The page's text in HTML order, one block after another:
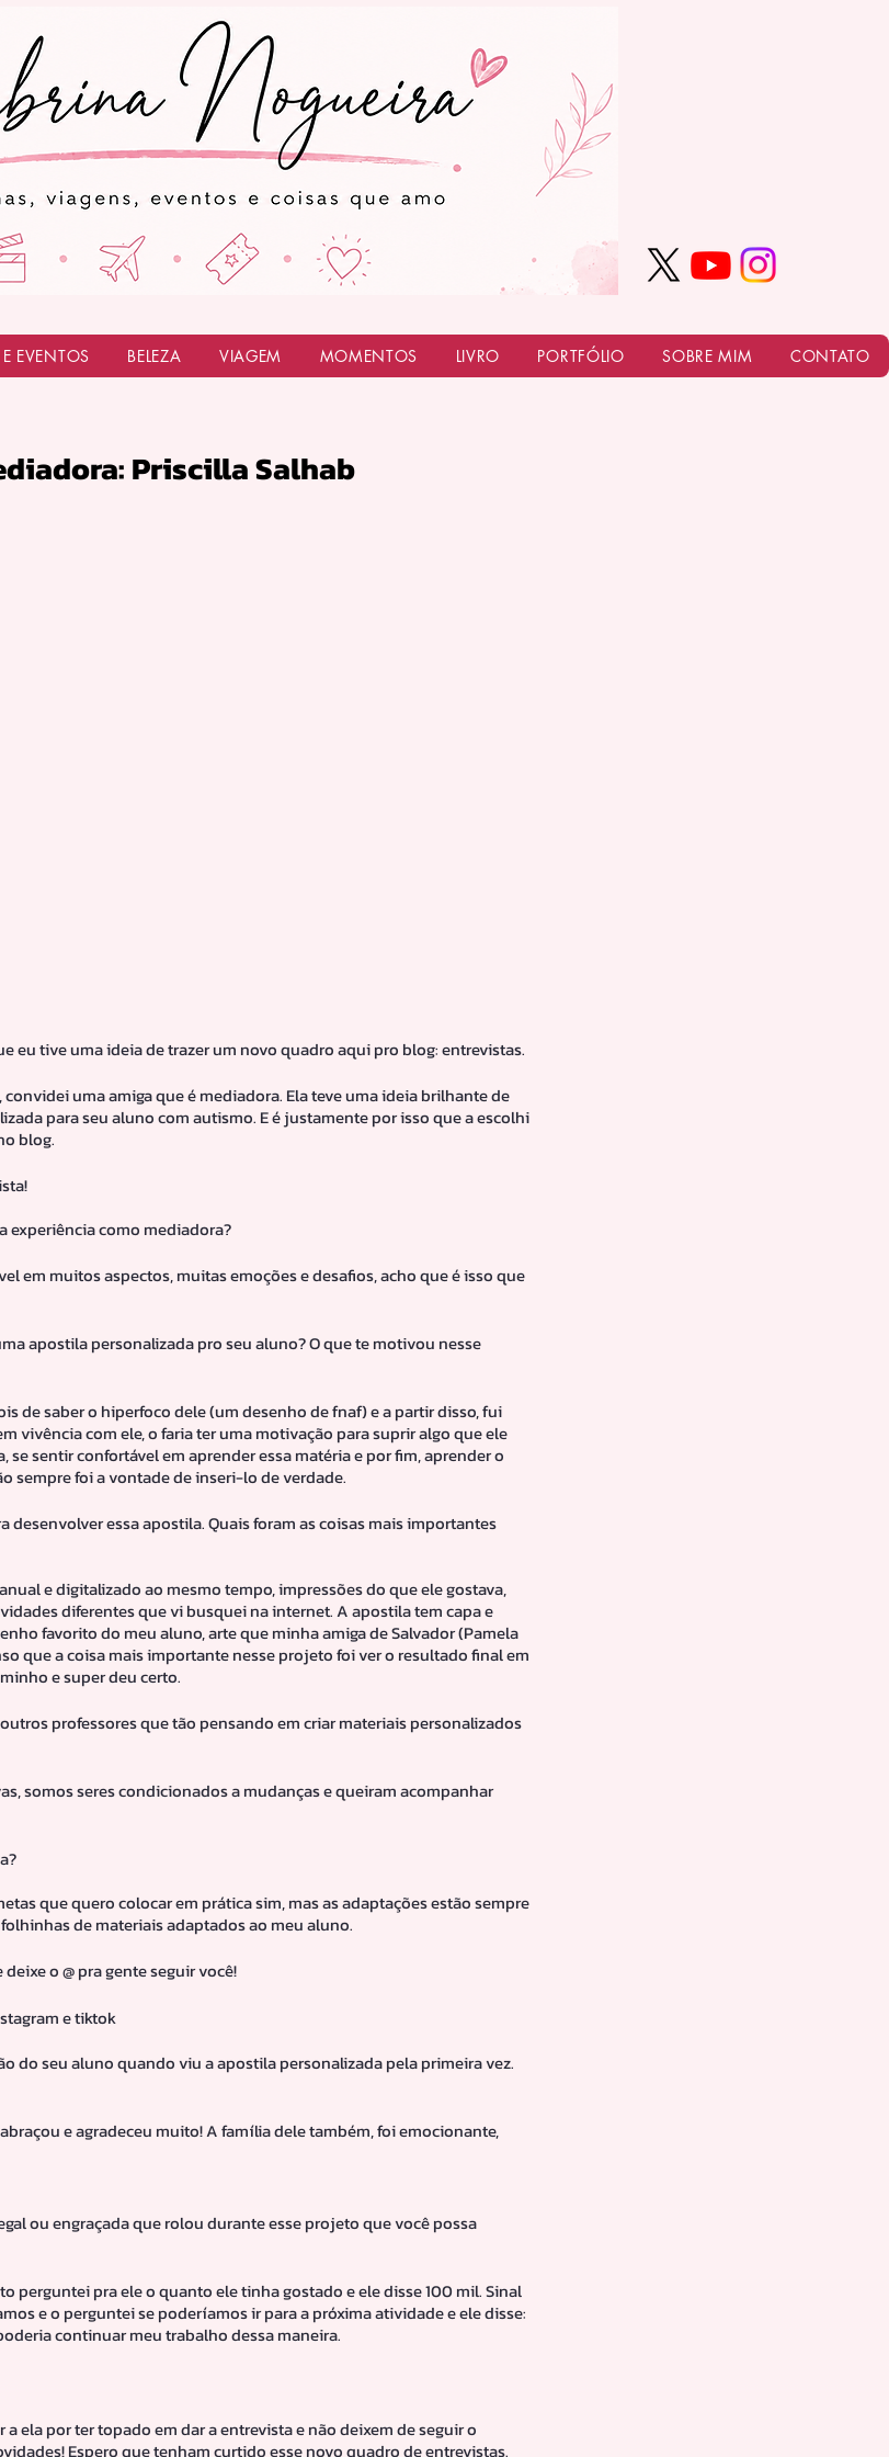
EVENTOS BELEZA VIAGEM MOMENTOS LIVRO PORTFÓLIO SOBRE MIM CONTATO
Priscilla Salhab
eu tive uma ideia de trazer um novo quadro aqui pro blog: entrevistas.
uma amiga que é mediadora. Ela teve uma ideia brilhante de
para seu aluno com autismo. E é justamente por isso que a escolhi
blog.
experiência como mediadora?
em muitos aspectos, muitas emoções e desafios, acho que é isso que
apostila personalizada pro seu aluno? O que te motivou nesse
de saber o hiperfoco dele (um desenho de fnaf) e a partir disso, fui
vivência com ele, o faria ter uma motivação para suprir algo que ele
se sentir confortável em aprender essa matéria e por fim, aprender o
sempre foi a vontade de inseri-lo de verdade.
desenvolver essa apostila. Quais foram as coisas mais importantes
e digitalizado ao mesmo tempo, impressões do que ele gostava,
diferentes que vi busquei na internet. A apostila tem capa e
favorito do meu aluno, arte que minha amiga de Salvador (Pamela
que a coisa mais importante nesse projeto foi ver o resultado final em
e super deu certo.
professores que tão pensando em criar materiais personalizados
somos seres condicionados a mudanças e queiram acompanhar
que quero colocar em prática sim, mas as adaptações estão sempre
de materiais adaptados ao meu aluno.
o @ pra gente seguir você!
e tiktok
do seu aluno quando viu a apostila personalizada pela primeira vez.
e agradeceu muito! A família dele também, foi emocionante,
ou engraçada que rolou durante esse projeto que você possa
perguntei pra ele o quanto ele tinha gostado e ele disse 100 mil. Sinal
e o perguntei se poderíamos ir para a próxima atividade e ele disse:
continuar meu trabalho dessa maneira.
ela por ter topado em dar a entrevista e não deixem de seguir o
Espero que tenham curtido esse novo quadro de entrevistas.